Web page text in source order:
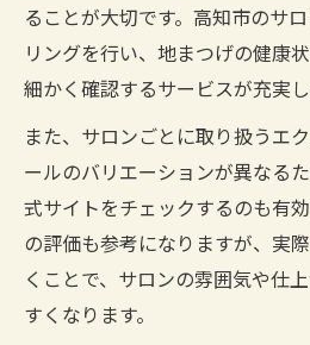
方法
高知市で選ばれるまつ
力
まつエク選びは高知市
鍵
高知市で自分にフィッ
め術
まつエク選びで満足度アッ
高知市まつエク選びで
ることが大切です。高知市のサ
リングを行い、地まつげの健康
細かく確認するサービスが充実し
また、サロンごとに取り扱うエ
ールのバリエーションが異なる
式サイトをチェックするのも有
の評価も参考になりますが、実
くことで、サロンの雰囲気や仕
すくなります。